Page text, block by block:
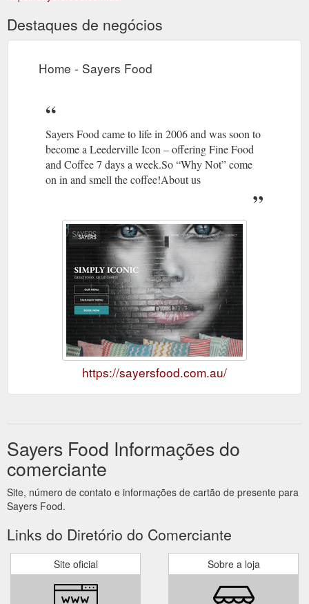
Destaques de negócios
Home - Sayers Food
Sayers Food came to life in 2006 and was soon to
become a Leederville Icon – offering Fine Food
and Coffee 7 days a week.So “Why Not” come
on in and smell the coffee!About us
https://sayersfood.com.au/
Sayers Food Informações do
comerciante
Site, número de contato e informações de cartão de presente para
Sayers Food.
Links do Diretório do Comerciante
Site oficial Sobre a loja